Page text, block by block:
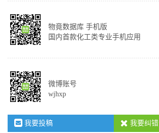
物竟数据库 手机版
国内首款化工类专业手机应用
微博账号
wjhxp
我要投稿 我要纠错